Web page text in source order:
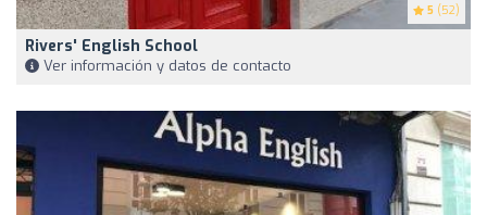
5 (52)
Rivers' English School
Ver información y datos de contacto